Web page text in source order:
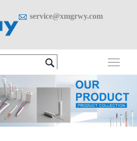
 service@xmgrwy.com
